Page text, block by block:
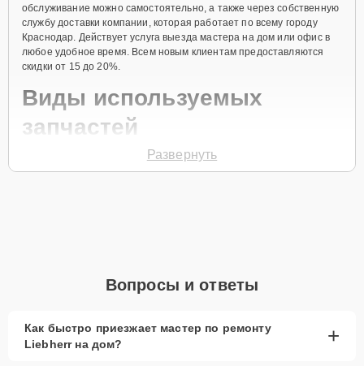
обслуживание можно самостоятельно, а также через собственную
службу доставки компании, которая работает по всему городу
Краснодар. Действует услуга выезда мастера на дом или офис в
любое удобное время. Всем новым клиентам предоставляются
скидки от 15 до 20%.
Виды используемых
запчастей
Для ремонта морозильной камеры модели GGv 5810
активное использование устройства дольше
запчастей.
При наличии планов в скором времени заменить
Развернуть
Вопросы и ответы
Как быстро приезжает мастер по ремонту
Liebherr на дом?
+